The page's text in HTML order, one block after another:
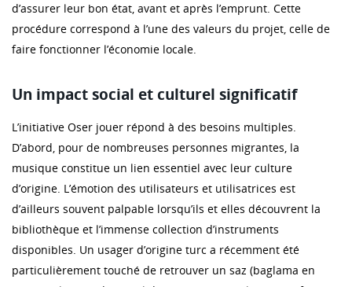
d’assurer leur bon état, avant et après l’emprunt. Cette
procédure correspond à l’une des valeurs du projet, celle de
faire fonctionner l’économie locale.
Un impact social et culturel significatif
L’initiative Oser jouer répond à des besoins multiples.
D’abord, pour de nombreuses personnes migrantes, la
musique constitue un lien essentiel avec leur culture
d’origine. L’émotion des utilisateurs et utilisatrices est
d’ailleurs souvent palpable lorsqu’ils et elles découvrent la
bibliothèque et l’immense collection d’instruments
disponibles. Un usager d’origine turc a récemment été
particulièrement touché de retrouver un saz (baglama en